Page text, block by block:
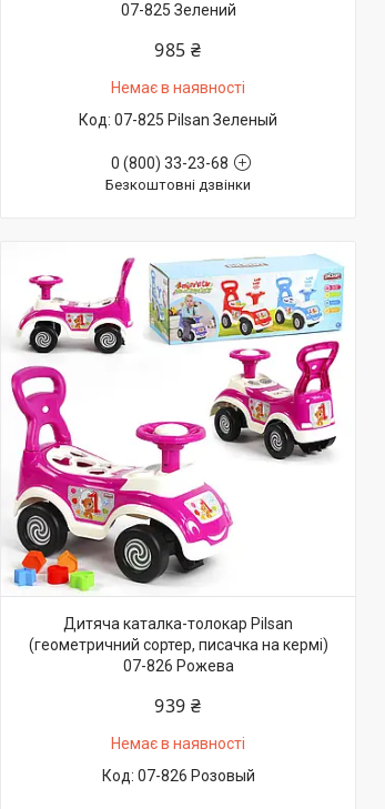
07-825 Зелений
985 ₴
Немає в наявності
07-825 Pilsan Зеленый
0 (800) 33-23-68
Безкоштовні дзвінки
Дитяча каталка-толокар Pilsan
(геометричний сортер, писачка на кермі)
07-826 Рожева
939 ₴
Немає в наявності
07-826 Розовый